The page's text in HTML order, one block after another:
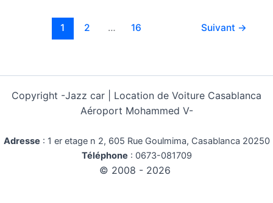
1 2 … 16 Suivant →
Copyright -Jazz car | Location de Voiture Casablanca
Aéroport Mohammed V-
Adresse : 1 er etage n 2, 605 Rue Goulmima, Casablanca 20250
Téléphone : 0673-081709
© 2008 - 2026